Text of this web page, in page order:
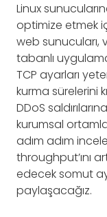
Linux
optimize etmek
web sunucuları,
tabanlı
TCP ayarları
kurma sürelerini
DDoS
kurumsal
adım adım
throughput’ını
edecek somut
paylaşacağız.